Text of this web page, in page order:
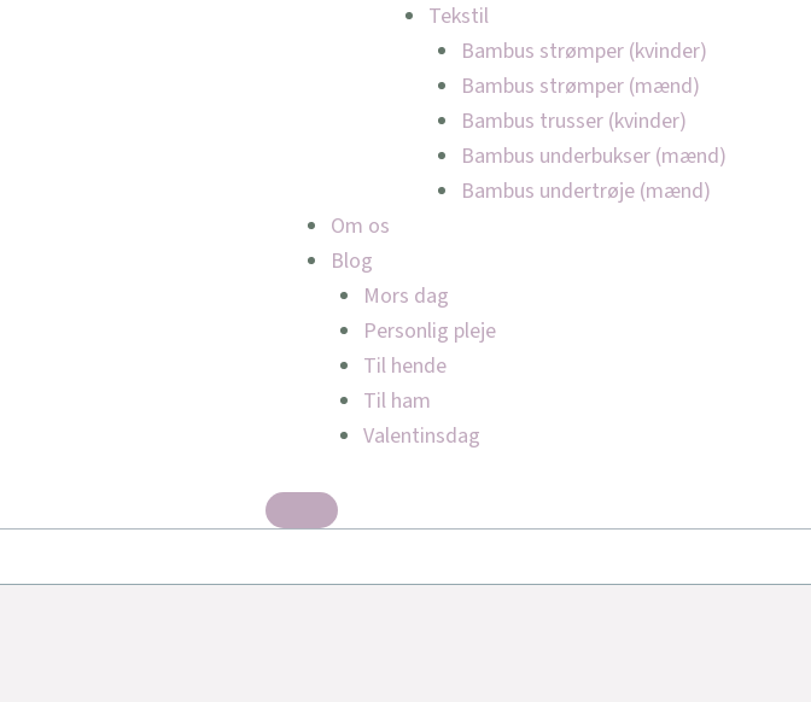
Tekstil
Bambus strømper (kvinder)
Bambus strømper (mænd)
Bambus trusser (kvinder)
Bambus underbukser (mænd)
Bambus undertrøje (mænd)
Om os
Blog
Mors dag
Personlig pleje
Til hende
Til ham
Valentinsdag